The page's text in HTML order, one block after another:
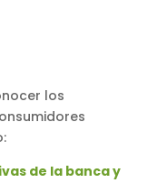
los
de la banca y